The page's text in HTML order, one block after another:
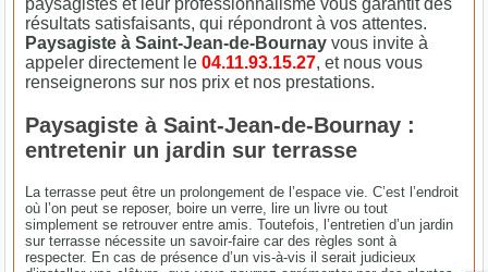
résultats satisfaisants, qui répondront à vos attentes.
Paysagiste à Saint-Jean-de-Bournayvous invite à
appeler directement le04.11.93.15.27, et nous vous
renseignerons sur nos prix et nos prestations.
Paysagiste à Saint-Jean-de-Bournay :
entretenir un jardin sur terrasse
La terrasse peut être un prolongement de l’espace vie. C’est l’endroit
où l’on peut se reposer, boire un verre, lire un livre ou tout
simplement se retrouver entre amis. Toutefois, l’entretien d’un jardin
sur terrasse nécessite un savoir-faire car des règles sont à
respecter. En cas de présence d’un vis-à-vis il serait judicieux